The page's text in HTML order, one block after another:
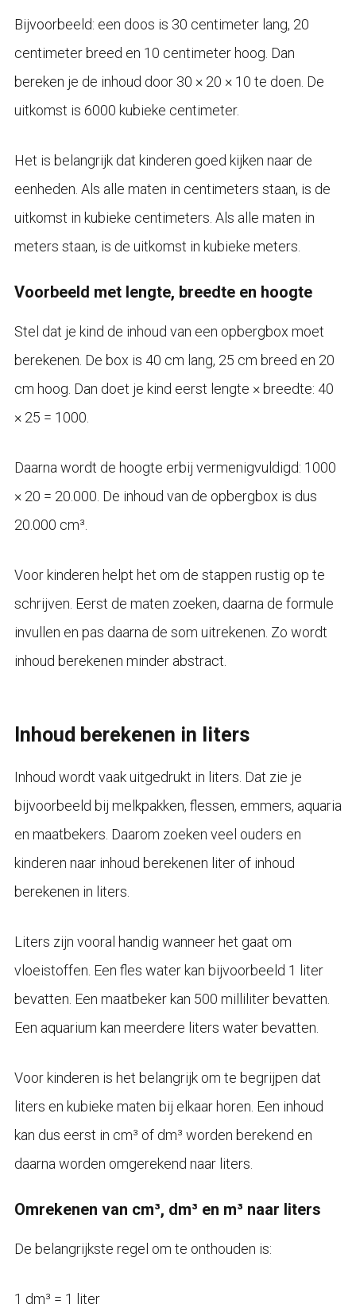
Bijvoorbeeld: een doos is 30 centimeter lang, 20
centimeter breed en 10 centimeter hoog. Dan
bereken je de inhoud door 30 × 20 × 10 te doen. De
uitkomst is 6000 kubieke centimeter.
Het is belangrijk dat kinderen goed kijken naar de
eenheden. Als alle maten in centimeters staan, is de
uitkomst in kubieke centimeters. Als alle maten in
meters staan, is de uitkomst in kubieke meters.
Voorbeeld met lengte, breedte en hoogte
Stel dat je kind de inhoud van een opbergbox moet
berekenen. De box is 40 cm lang, 25 cm breed en 20
cm hoog. Dan doet je kind eerst lengte × breedte: 40
× 25 = 1000.
Daarna wordt de hoogte erbij vermenigvuldigd: 1000
× 20 = 20.000. De inhoud van de opbergbox is dus
20.000 cm³.
Voor kinderen helpt het om de stappen rustig op te
schrijven. Eerst de maten zoeken, daarna de formule
invullen en pas daarna de som uitrekenen. Zo wordt
inhoud berekenen minder abstract.
Inhoud berekenen in liters
Inhoud wordt vaak uitgedrukt in liters. Dat zie je
bijvoorbeeld bij melkpakken, flessen, emmers, aquaria
en maatbekers. Daarom zoeken veel ouders en
kinderen naar inhoud berekenen liter of inhoud
berekenen in liters.
Liters zijn vooral handig wanneer het gaat om
vloeistoffen. Een fles water kan bijvoorbeeld 1 liter
bevatten. Een maatbeker kan 500 milliliter bevatten.
Een aquarium kan meerdere liters water bevatten.
Voor kinderen is het belangrijk om te begrijpen dat
liters en kubieke maten bij elkaar horen. Een inhoud
kan dus eerst in cm³ of dm³ worden berekend en
daarna worden omgerekend naar liters.
Omrekenen van cm³, dm³ en m³ naar liters
De belangrijkste regel om te onthouden is:
1 dm³ = 1 liter